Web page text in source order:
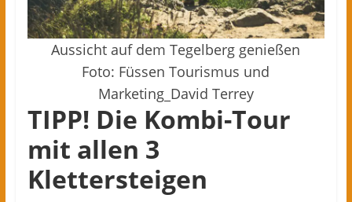
Aussicht auf dem Tegelberg genießen
Foto: Füssen Tourismus und
Marketing_David Terrey
TIPP! Die Kombi-Tour
mit allen 3
Klettersteigen